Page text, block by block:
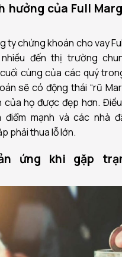
hưởng của Full
ty chứng khoán cho vay
đến thị trường
cùng của các quý
sẽ có động thái “rũ
của họ được đẹp hơn.
điểm mạnh và các nhà
phải thua lỗ lớn.
ứng khi gặp